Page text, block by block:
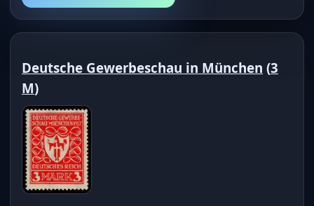
Deutsche Gewerbeschau in München (3
M)